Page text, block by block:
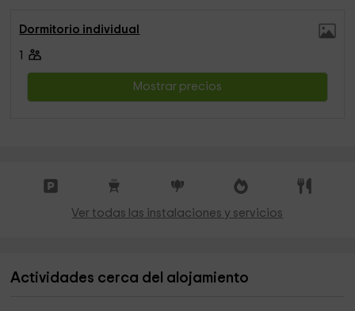
Dormitorio individual
Mostrar precios
Ver todas las instalaciones y servicios
Actividades cerca del alojamiento